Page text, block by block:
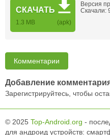
СКАЧАТЬ
1.3 MB (apk)
Версия
Скачали:
Комментарии
Добавление
Зарегистрируйтесь, чтобы
© 2025 Top-Android.org -
для андроид устройств: